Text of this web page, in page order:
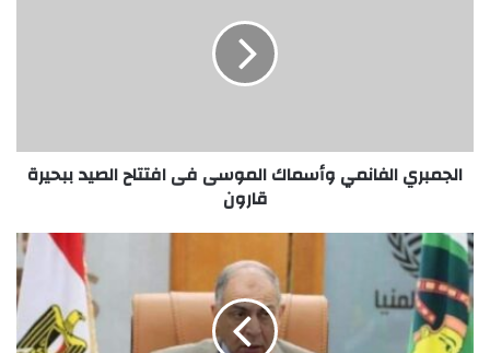
الجمبري الفانمي وأسماك الموسى فى افتتاح الصيد ببحيرة
قارون